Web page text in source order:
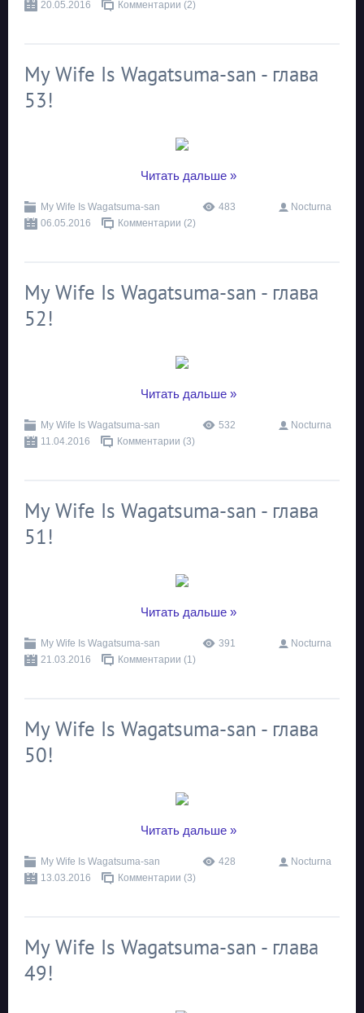
20.05.2016 Комментарии (2)
My Wife Is Wagatsuma-san - глава
53!
Читать дальше »
My Wife Is Wagatsuma-san 483
Nocturna
06.05.2016
Комментарии (2)
My Wife Is Wagatsuma-san - глава
52!
Читать дальше »
My Wife Is Wagatsuma-san 532
Nocturna
11.04.2016
Комментарии (3)
My Wife Is Wagatsuma-san - глава
51!
Читать дальше »
My Wife Is Wagatsuma-san 391
Nocturna
21.03.2016
Комментарии (1)
My Wife Is Wagatsuma-san - глава
50!
Читать дальше »
My Wife Is Wagatsuma-san 428
Nocturna
13.03.2016
Комментарии (3)
My Wife Is Wagatsuma-san - глава
49!